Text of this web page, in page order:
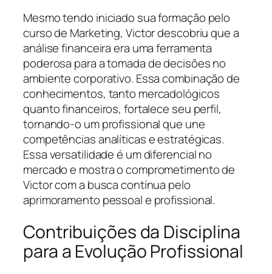
Mesmo tendo iniciado sua formação pelo
curso de Marketing, Victor descobriu que a
análise financeira era uma ferramenta
poderosa para a tomada de decisões no
ambiente corporativo. Essa combinação de
conhecimentos, tanto mercadológicos
quanto financeiros, fortalece seu perfil,
tornando-o um profissional que une
competências analíticas e estratégicas.
Essa versatilidade é um diferencial no
mercado e mostra o comprometimento de
Victor com a busca contínua pelo
aprimoramento pessoal e profissional.
Contribuições da Disciplina
para a Evolução Profissional